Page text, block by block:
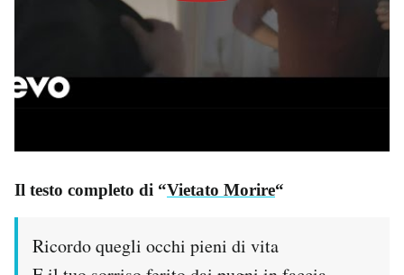
Il testo completo di “Vietato Morire“
Ricordo quegli occhi pieni di vita